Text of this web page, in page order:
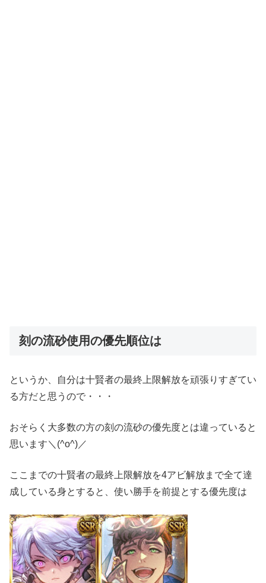
刻の流砂使用の優先順位は
というか、自分は十賢者の最終上限解放を頑張りすぎてい
る方だと思うので・・・
おそらく大多数の方の刻の流砂の優先度とは違っていると
思います＼(^o^)／
ここまでの十賢者の最終上限解放を4アビ解放まで全て達
成している身とすると、使い勝手を前提とする優先度は